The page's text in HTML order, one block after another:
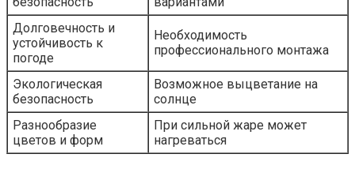
Долговечность и
устойчивость к
погоде
Необходимость
профессионального монтажа
Экологическая
безопасность
Возможное выцветание на
солнце
Разнообразие
цветов и форм
При сильной жаре может
нагреваться